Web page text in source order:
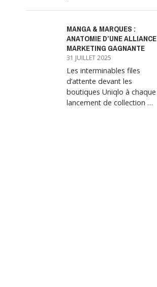
MANGA & MARQUES :
ANATOMIE D’UNE ALLIANCE
MARKETING GAGNANTE
31 JUILLET 2025
Les interminables files
d’attente devant les
boutiques Uniqlo à chaque
lancement de collection …